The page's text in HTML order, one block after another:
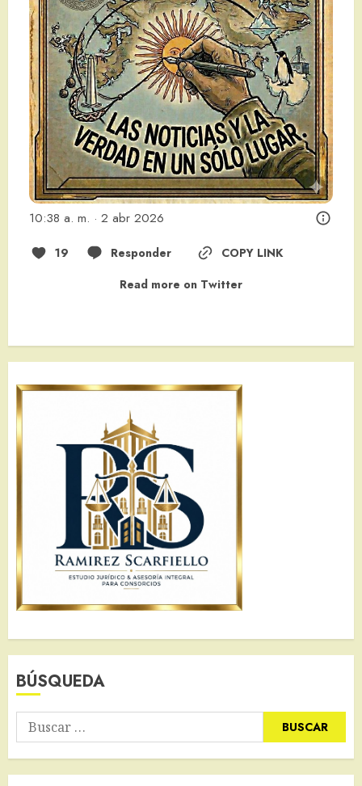
10:38 a. m. · 2 abr 2026
19 Responder
COPY LINK
Read more on Twitter
BÚSQUEDA
Buscar: